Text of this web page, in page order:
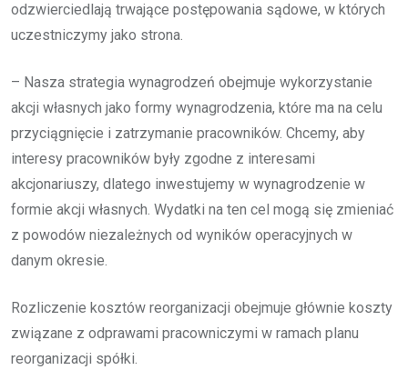
odzwierciedlają trwające postępowania sądowe, w których
uczestniczymy jako strona.
– Nasza strategia wynagrodzeń obejmuje wykorzystanie
akcji własnych jako formy wynagrodzenia, które ma na celu
przyciągnięcie i zatrzymanie pracowników. Chcemy, aby
interesy pracowników były zgodne z interesami
akcjonariuszy, dlatego inwestujemy w wynagrodzenie w
formie akcji własnych. Wydatki na ten cel mogą się zmieniać
z powodów niezależnych od wyników operacyjnych w
danym okresie.
Rozliczenie kosztów reorganizacji obejmuje głównie koszty
związane z odprawami pracowniczymi w ramach planu
reorganizacji spółki.